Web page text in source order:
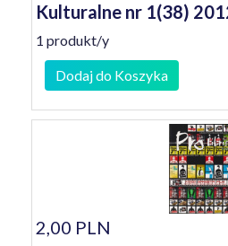
Kulturalne nr 1(38)
1 produkt/y
Dodaj do Koszyka
2,00 PLN